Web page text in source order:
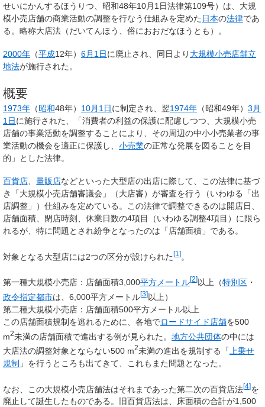
せいにかんするほうりつ、昭和48年10月1日法律第109号）は、大規
模小売店舗の商業活動の調整を行なう仕組みを定めた 日本の法律であ
る。略称大店法 （だいてんほう、俗におおだなほうとも）。
2000年 （平成12年） 6月1日に廃止され、同日より 大規模小売店舗立
地法が施行された。
概要
1973年 （昭和48年） 10月1日に制定され、翌1974年 （昭和49年） 3月
1日に施行された、「消費者の利益の保護に配慮しつつ、大規模小売
店舗の事業活動を調整することにより、その周辺の中小小売業者の事
業活動の機会を適正に保護し、 小売業の正常な発展を図ることを目
的」とした法律。
百貨店、 量販店などといった大型店の出店に際して、この法律に基づ
き「大規模小売店舗審議会」（大店審）が審査を行う（いわゆる「出
店調整」）仕組みを定めている。この法律で調整できるのは開店日、
店舗面積、閉店時刻、休業日数の4項目（いわゆる調整4項目）に限ら
れるが、特に問題とされ紛争となったのは「店舗面積」である。
対象となる大型店には2つの区分が設けられた[1 ]。
第一種大規模小売店：店舗面積3,000平方メートル[2] 以上（特別区 ・
政令指定都市は、6,000平方メートル[3]以上）
第二種大規模小売店：店舗面積500平方メートル以上
この店舗面積規制を逃れるために、各地でロードサイド店舗を500
m2未満の店舗面積で進出する例が見られた。 地方公共団体の中には
大店法の調整対象とならない500 m2未満の進出を規制する「 上乗せ
規制 」を行うところも出てきて、これもまた問題となった。
なお、この大規模小売店舗法はそれまであった第二次の百貨店法[4]を
廃止して誕生したものである。旧百貨店法は、床面積の合計が1,500